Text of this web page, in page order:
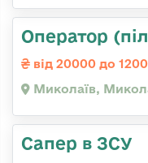
Оператор
від 20000 до
Миколаїв,
Сапер в ЗСУ